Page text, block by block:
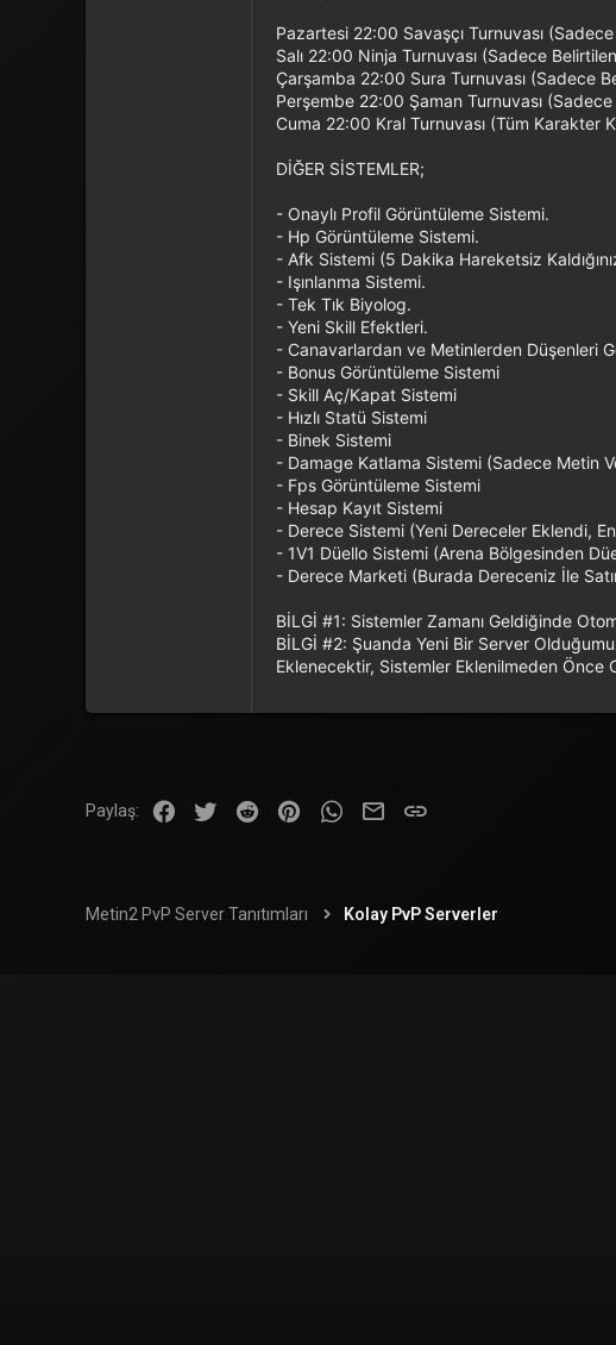
Pazartesi 22:00 Savaşçı Turnuvası
Salı 22:00 Ninja Turnuvası (Sadece
Çarşamba 22:00 Sura Turnuvası (Sadece
Perşembe 22:00 Şaman Turnuvası
Cuma 22:00 Kral Turnuvası (Tüm Karakter
DİĞER SİSTEMLER;
- Onaylı Profil Görüntüleme Sistemi.
- Hp Görüntüleme Sistemi.
- Afk Sistemi (5 Dakika Hareketsiz
- Işınlanma Sistemi.
- Tek Tık Biyolog.
- Yeni Skill Efektleri.
- Canavarlardan ve Metinlerden Düşenleri
- Bonus Görüntüleme Sistemi
- Skill Aç/Kapat Sistemi
- Hızlı Statü Sistemi
- Binek Sistemi
- Damage Katlama Sistemi (Sadece Metin
- Fps Görüntüleme Sistemi
- Hesap Kayıt Sistemi
- Derece Sistemi (Yeni Dereceler Eklendi,
- 1V1 Düello Sistemi (Arena Bölgesinden
- Derece Marketi (Burada Dereceniz İle
BİLGİ #1: Sistemler Zamanı Geldiğinde
BİLGİ #2: Şuanda Yeni Bir Server
Eklenecektir, Sistemler Eklenilmeden Önce
Paylaş: Facebook
Twitter Reddit PinterestWhatsApp
E-posta
Metin2 PvP Server Tanıtımları Kolay PvP Serverler